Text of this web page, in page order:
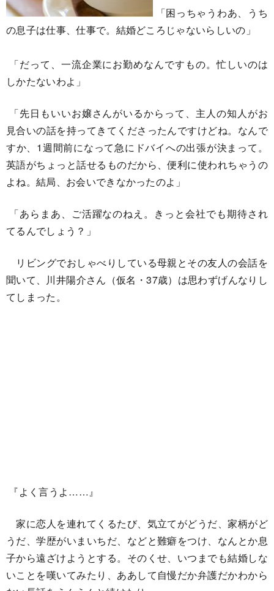
「困っちゃうわあ、うち
の息子は仕事、仕事で。結婚どころじゃないらしいの」
「だって、一流企業にお勤めなんですもの。忙しいのは
しかたないわよ」
「先日もいいお嬢さんがいるからって、主人の知人がお
見合いの話を持ってきてくださったんですけどね。なんで
すか、1週間前になって急にドバイへの出張が決まって。
英語がちょっと話せるものだから、便利に使われちゃうの
よね。結局、お会いできなかったのよ」
「あらまあ、ご活躍なのねえ。きっと会社でも期待され
てるんでしょう？」
リビングでおしゃべりしている母親とその友人の会話を
聞いて、川井陽介さん（仮名・37歳）は思わずげんなりし
てしまった。
『よく言うよ……』
家に恋人を連れてくるたび、気立てがどうだ、家柄がど
うだ、学歴がいまいちだ、などと難癖をつけ、なんとか息
子から遠ざけようとする。そのくせ、いつまでも結婚しな
いことを嘆いてみたり、ああして自慢だか弁護だかわから